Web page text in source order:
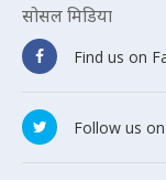
सोसल मिडिया
Find us on
Follow us